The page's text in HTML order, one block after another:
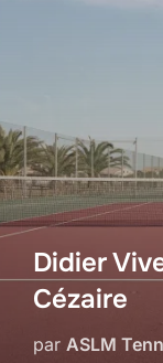
Didier
Cézaire
par ASLM